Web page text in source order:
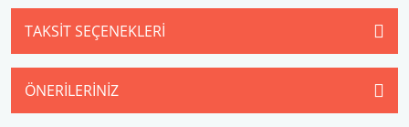
TAKSIT SEÇENEKLERI
ÖNERILERINIZ